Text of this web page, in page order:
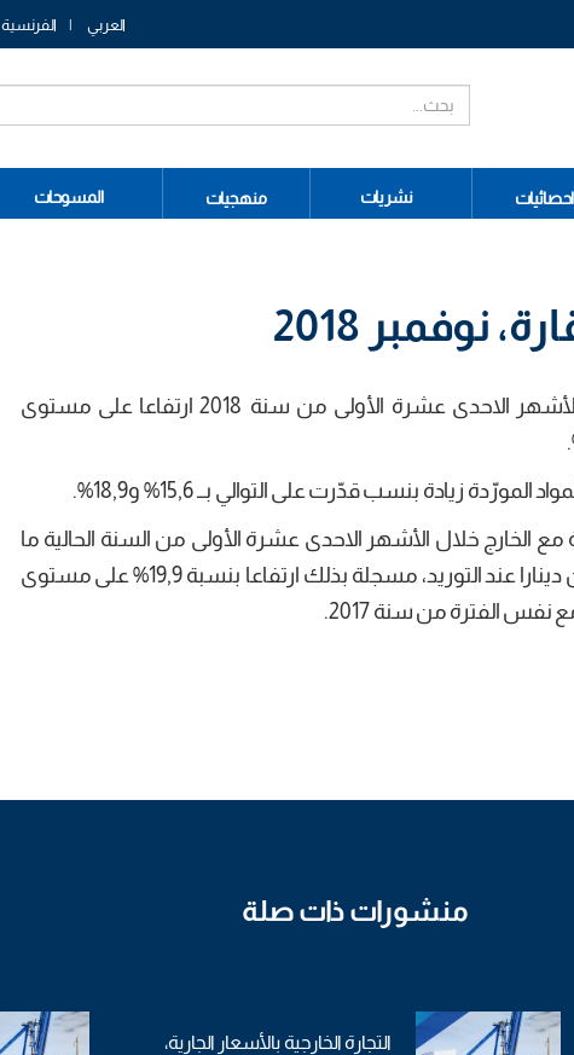
العربي الفرنسية
احصائيات نشريات منهجيات المسوحات
نوفمبر 2018
سجل التبادل التجاري مع الخارج بالأسعار القارة خلال الأشهر الاحدى عشرة الأولى من سنة 2018 ارتفاعا على مستوى
زيادة بنسب قدّرت على التوالي بــ 15,6% و18,9%.
مع الخارج خلال الأشهر الاحدى عشرة الأولى من السنة الحالية ما
قيمته 9,37122 مليون دينارا عند التصدير و7,54452 مليون دينارا عند التوريد، مسجلة بذلك ارتفاعا بنسبة 19,9% على مستوى
منشورات ذات صلة
التجارة الخارجية بالأسعار الجارية،